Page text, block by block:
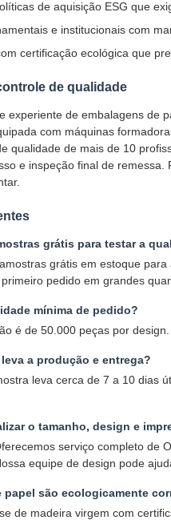
de aquisição ESG que
e institucionais com
certificação ecológica que
de qualidade
experiente de embalagens de
com máquinas
qualidade de mais de 10
e inspeção final de
grátis para testar a
grátis em estoque
pedido em grandes
mínima de pedido?
é de 50.000 peças por
a produção e entrega?
leva cerca de 7 a 10 dias
o tamanho, design e
serviço completo de
equipe de design pode
papel são ecologicamente
de madeira virgem com